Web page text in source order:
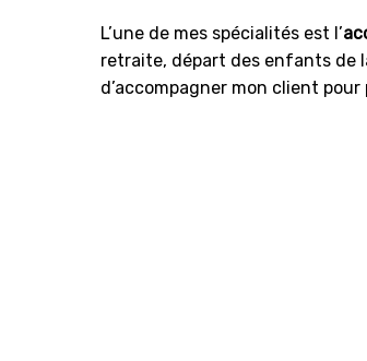
L’une de mes spécialités est l’
retraite, départ des enfants de
d’accompagner mon client